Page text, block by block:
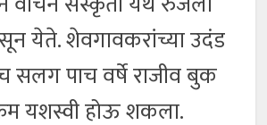
येते. शेवगावकरांच्या उदंड
सलग पाच वर्षे राजीव बुक
यशस्वी होऊ शकला.